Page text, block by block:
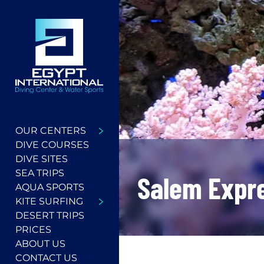
OUR CENTERS
DIVE COURSES
DIVE SITES
SEA TRIPS
AQUA SPORTS
KITE SURFING
DESERT TRIPS
PRICES
ABOUT US
CONTACT US
Salem